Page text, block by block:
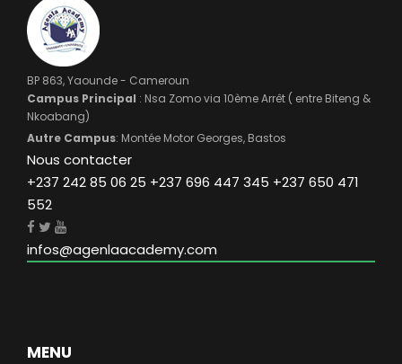
BP 863, Yaounde - Cameroun
Campus Principal : Nsa Zomo via 10ème Arrêt ( entre Biteng &
Nkoabang)
Autre Campus: Montée Motor Georges, Bastos
Nous contacter
+237 242 85 06 25 +237 696 447 345 +237 650 471
552
infos@agenlaacademy.com
MENU